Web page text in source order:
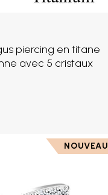
piercing en titane
avec 5 cristaux
NOUVEAU